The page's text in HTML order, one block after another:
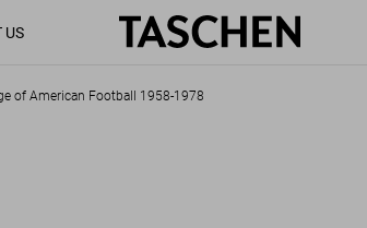
US
of American Football 1958-1978